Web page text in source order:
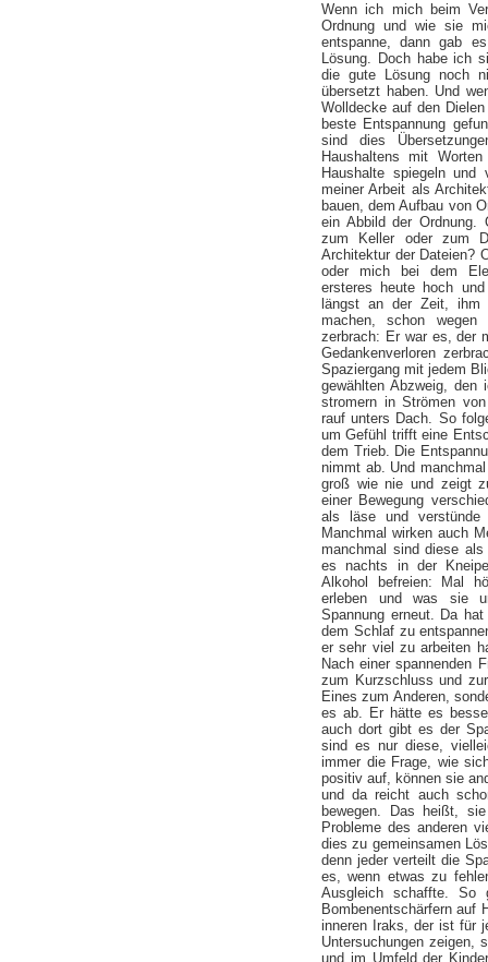
Wenn ich mich beim
Ordnung und wie sie
entspanne, dann gab
Lösung. Doch habe ich
die gute Lösung noch
übersetzt haben. Und
Wolldecke auf den
beste Entspannung
sind dies
Haushaltens mit
Haushalte spiegeln
meiner Arbeit als
bauen, dem Aufbau von
ein Abbild der
zum Keller oder zum
Architektur der Dateien?
oder mich bei dem
ersteres heute hoch
längst an der Zeit,
machen, schon
zerbrach: Er war es, der
Gedankenverloren
Spaziergang mit jedem
gewählten Abzweig,
stromern in Strömen
rauf unters Dach. So
um Gefühl trifft eine
dem Trieb. Die
nimmt ab. Und
groß wie nie und zeigt
einer Bewegung
als läse und
Manchmal wirken auch
manchmal sind diese
es nachts in der
Alkohol befreien: Mal
erleben und was sie
Spannung erneut. Da
dem Schlaf zu
er sehr viel zu arbeiten
Nach einer spannenden
zum Kurzschluss und
Eines zum Anderen,
es ab. Er hätte es
auch dort gibt es der
sind es nur diese,
immer die Frage, wie
positiv auf, können sie
und da reicht auch
bewegen. Das heißt,
Probleme des anderen
dies zu gemeinsamen
denn jeder verteilt die
es, wenn etwas zu
Ausgleich schaffte. So
Bombenentschärfern auf
inneren Iraks, der ist für
Untersuchungen zeigen,
und im Umfeld der